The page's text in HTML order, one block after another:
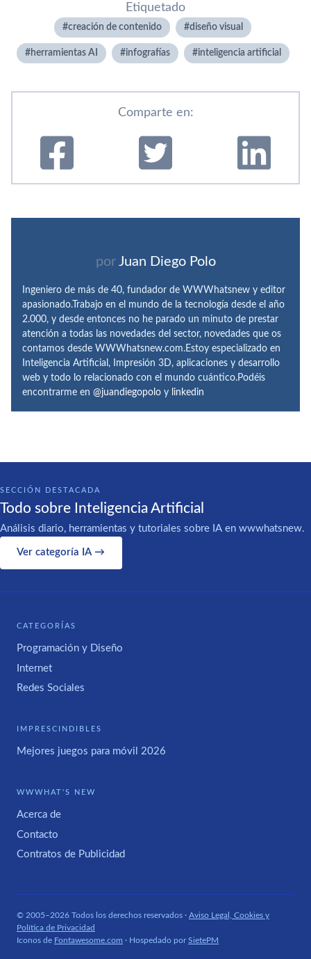
Etiquetado
creación de contenido diseño visual
herramientas AI infografí­as inteligencia artificial
Comparte en:
por Juan Diego Polo
Ingeniero de más de 40, fundador de WWWhatsnew y editor
apasionado.Trabajo en el mundo de la tecnología desde el año
2.000, y desde entonces no he parado un minuto de prestar
atención a todas las novedades del sector, novedades que os
contamos desde WWWhatsnew.com.Estoy especializado en
Inteligencia Artificial, Impresión 3D, aplicaciones y desarrollo
web y todo lo relacionado con el mundo cuántico.Podéis
encontrarme en @juandiegopolo y linkedin
SECCIÓN DESTACADA
Todo sobre Inteligencia Artificial
Análisis diario, herramientas y tutoriales sobre IA en wwwhatsnew.
Ver categoría IA →
CATEGORÍAS
Programación y Diseño
Internet
Redes Sociales
IMPRESCINDIBLES
Mejores juegos para móvil 2026
WWWHAT'S NEW
Acerca de
Contacto
Contratos de Publicidad
© 2005–2026 Todos los derechos reservados · Aviso Legal, Cookies y
Política de Privacidad
Iconos de Fontawesome.com · Hospedado porSietePM